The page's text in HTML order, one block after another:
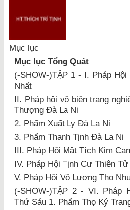
Mục lục
Mục lục Tổng Quát
(-SHOW-)TẬP 1 - I. Pháp Hội
Nhất
II. Pháp hội vô biên trang
Thượng Đà La Ni
2. Phẩm Xuất Ly Đà La Ni
3. Phẩm Thanh Tịnh Đà La Ni
III. Pháp Hội Mật Tích Kim
IV. Pháp Hội Tịnh Cư Thiên
V. Pháp Hội Vô Lượng Thọ
(-SHOW-)TẬP 2 - VI. Pháp
Thứ Sáu 1. Phẩm Thọ Ký